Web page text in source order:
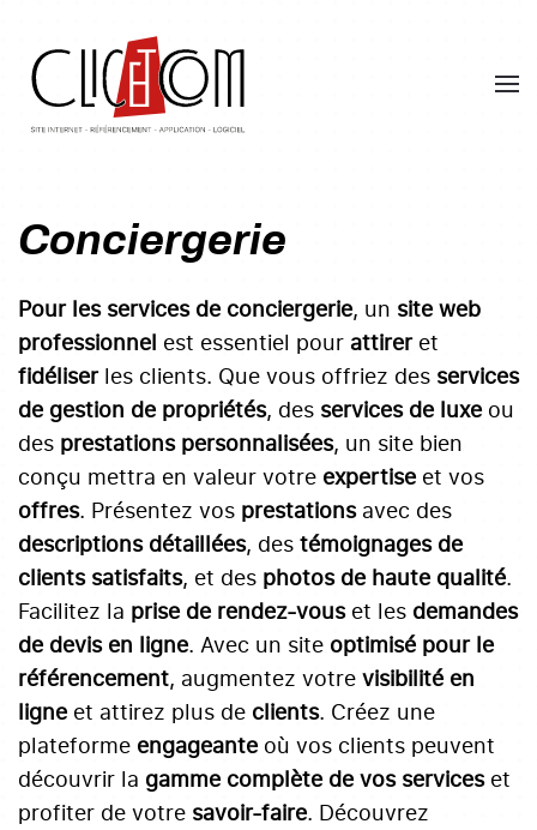
Skip
to
main
Conciergerie
Pour les services de conciergerie, un site web
professionnel est essentiel pour attireret
fidéliserles clients. Que vous offriez des services
de gestion de propriétés, des services de luxe ou
des prestations personnalisées, un site bien
conçu mettra en valeur votre expertise et vos
offres. Présentez vos prestationsavec des
descriptions détaillées, des témoignages de
clients satisfaits, et des photos de haute qualité.
Facilitez la prise de rendez-vouset les demandes
de devis en ligne. Avec un site optimisé pour le
référencement, augmentez votre visibilité en
ligne et attirez plus de clients. Créez une
plateforme engageante où vos clients peuvent
découvrir la gamme complète de vos serviceset
profiter de votre savoir-faire. Découvrez